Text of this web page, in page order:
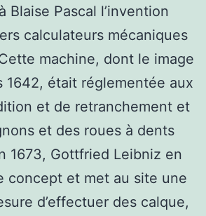
Blaise Pascal l’invention
calculateurs mécaniques
machine, dont le image
1642, était réglementée aux
et de retranchement et
et des roues à dents
1673, Gottfried Leibniz en
concept et met au site une
d’effectuer des calque,